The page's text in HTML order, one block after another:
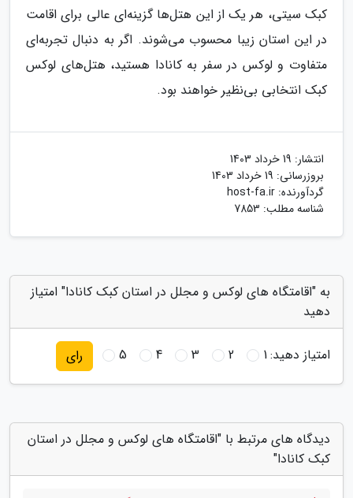
کبک سیتی، هر یک از این هتل‌ها گزینه‌ای عالی برای اقامت
در این استان زیبا محسوب می‌شوند. اگر به دنبال تجربه‌ای
متفاوت و لوکس در سفر به کانادا هستید، هتل‌های لوکس
کبک انتخابی بی‌نظیر خواهند بود.
انتشار: 19 خرداد 1403
بروزرسانی: 19 خرداد 1403
گردآورنده: host-fa.ir
شناسه مطلب: 7853
به "اقامتگاه های لوکس و مجلل در استان کبک کانادا" امتیاز
دهید
امتیاز دهید:1
2
3
4
5 رای
دیدگاه های مرتبط با "اقامتگاه های لوکس و مجلل در استان
کبک کانادا"